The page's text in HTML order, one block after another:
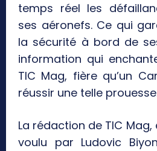
temps réel les
ses aéronefs. Ce qui
la sécurité à bord de
information qui
TIC Mag, fière qu’un
réussir une telle
La rédaction de TIC Mag,
voulu par Ludovic